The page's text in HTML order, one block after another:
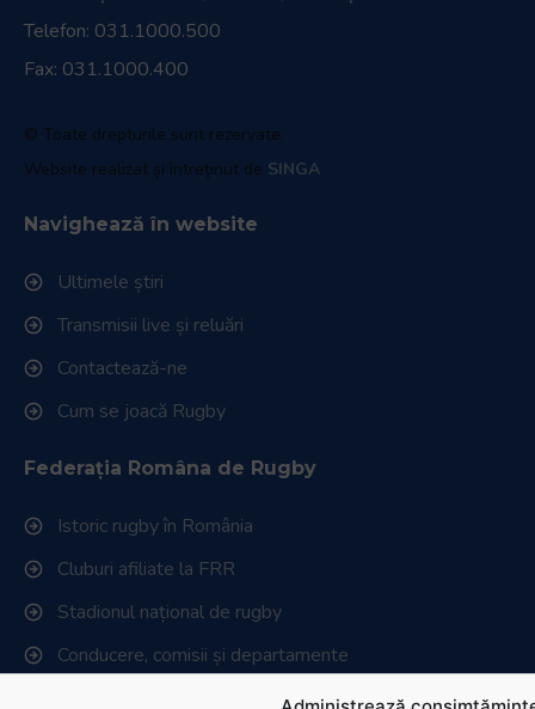
Telefon: 031.1000.500
Fax: 031.1000.400
© Toate drepturile sunt rezervate.
Website realizat și întreținut de SINGA
Navighează în website
Ultimele știri
Transmisii live și reluări
Contactează-ne
Cum se joacă Rugby
Federația Româna de Rugby
Istoric rugby în România
Cluburi afiliate la FRR
Stadionul național de rugby
Conducere, comisii și departamente